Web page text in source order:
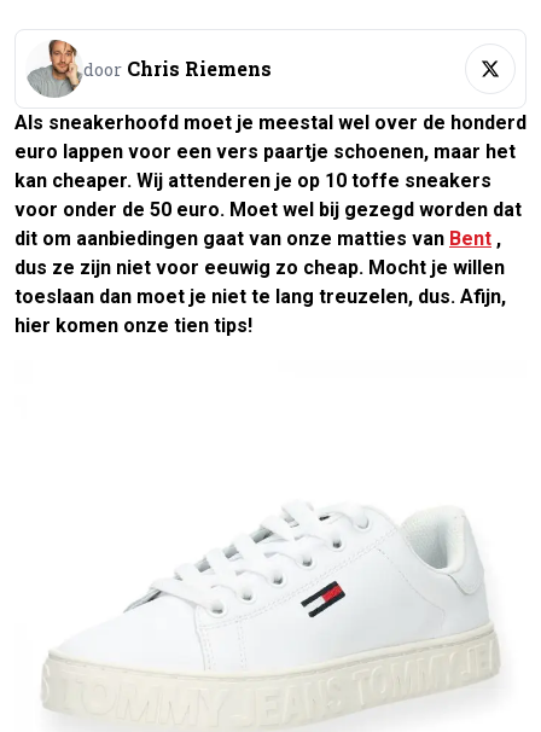
door Chris Riemens
Als sneakerhoofd moet je meestal wel over de honderd
euro lappen voor een vers paartje schoenen, maar het
kan cheaper. Wij attenderen je op 10 toffe sneakers
voor onder de 50 euro. Moet wel bij gezegd worden dat
dit om aanbiedingen gaat van onze matties van Bent ,
dus ze zijn niet voor eeuwig zo cheap. Mocht je willen
toeslaan dan moet je niet te lang treuzelen, dus. Afijn,
hier komen onze tien tips!